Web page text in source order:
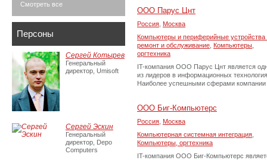
ООО Парус Цнт
Россия Москва
Компьютеры и периферийные устройства
ремонт и обслуживание Компьютеры,
оргтехника
IT-компания ООО Парус Цнт является
из лидеров в информационных
Наиболее успешными сферами
ООО Биг-Компьютерс
Россия Москва
Компьютерная системная интеграция
Компьютеры, оргтехника
IT-компания ООО Биг-Компьютерс
Смотреть все
Персоны
Сергей Котырев
Генеральный
директор, Umisoft
Сергей Эскин
Генеральный
директор, Depo
Computers